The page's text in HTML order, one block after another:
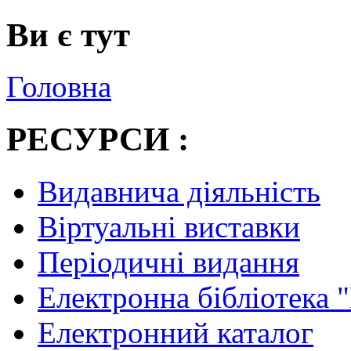
Ви є тут
Головна
РЕСУРСИ :
Видавнича діяльність
Віртуальні виставки
Періодичні видання
Електронна
Електронний каталог